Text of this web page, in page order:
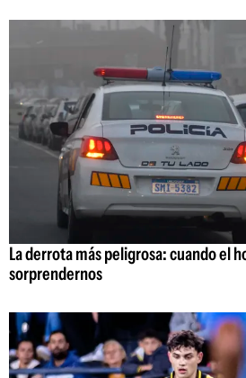
La derrota más peligrosa: cuando el
sorprendernos